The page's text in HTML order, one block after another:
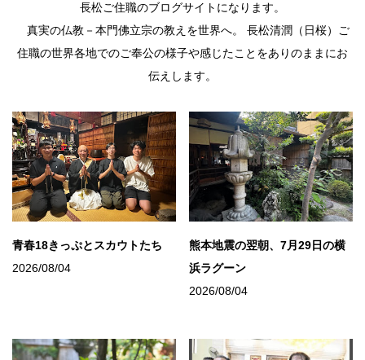
長松ご住職のブログサイトになります。
真実の仏教－本門佛立宗の教えを世界へ。 長松清潤（日桜）ご
住職の世界各地でのご奉公の様子や感じたことをありのままにお
伝えします。
青春18きっぷとスカウトたち
2026/08/04
熊本地震の翌朝、7月29日の横
浜ラグーン
2026/08/04